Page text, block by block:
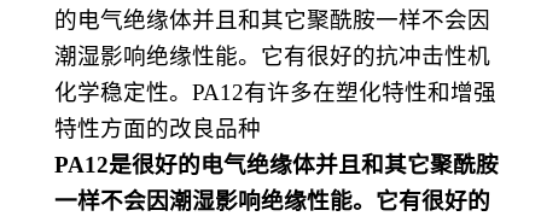
的电气绝缘体并且和其它聚酰胺一样不会因
潮湿影响绝缘性能。它有很好的抗冲击性机
化学稳定性。PA12有许多在塑化特性和增强
特性方面的改良品种
PA12是很好的电气绝缘体并且和其它聚酰胺
一样不会因潮湿影响绝缘性能。它有很好的